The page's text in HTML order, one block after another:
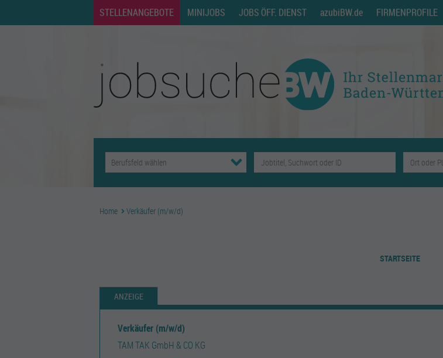
STELLENANGEBOTE MINIJOBS JOBS ÖFF. DIENST azubiBW.de FIRMENPROFILE
Home Verkäufer (m/w/d)
STARTSEITE
ANZEIGE
Verkäufer (m/w/d)
TAM TAK GmbH & CO KG